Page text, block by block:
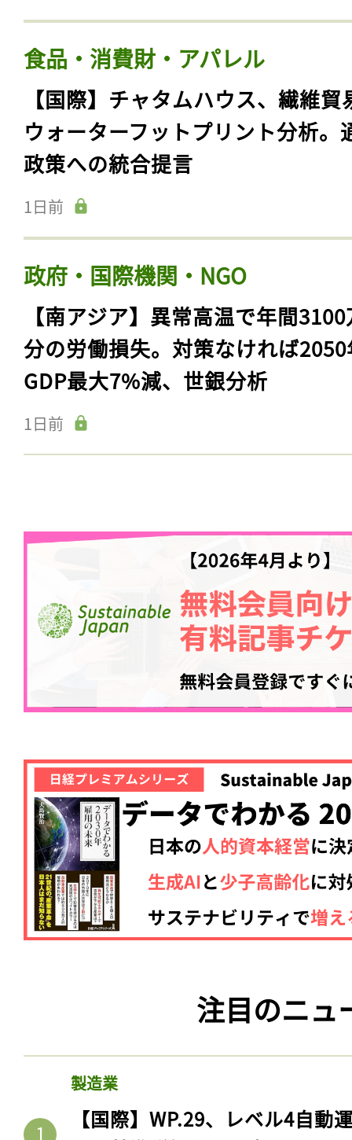
食品・消費財・アパレル
【国際】チャタムハウス、繊維貿
ウォーターフットプリント分析。
政策への統合提言
1日前
政府・国際機関・NGO
【南アジア】異常高温で年間
分の労働損失。対策なければ
GDP最大7%減、世銀分析
1日前
注目のニュ
製造業
【国際】WP.29、レベル4自動